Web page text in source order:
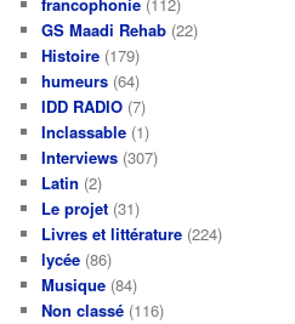
francophonie (112)
GS Maadi Rehab (22)
Histoire (179)
humeurs (64)
IDD RADIO (7)
Inclassable (1)
Interviews (307)
Latin (2)
Le projet (31)
Livres et littérature (224)
lycée (86)
Musique (84)
Non classé (116)